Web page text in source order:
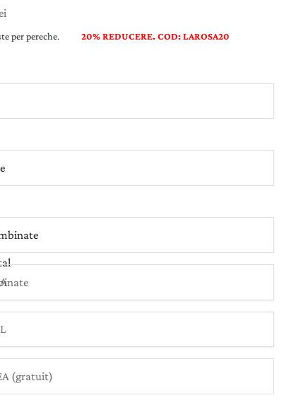
per pereche. 20% REDUCERE. COD: LAROSA20